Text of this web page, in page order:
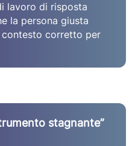
lavoro di risposta
la persona giusta
corretto per
stagnante”